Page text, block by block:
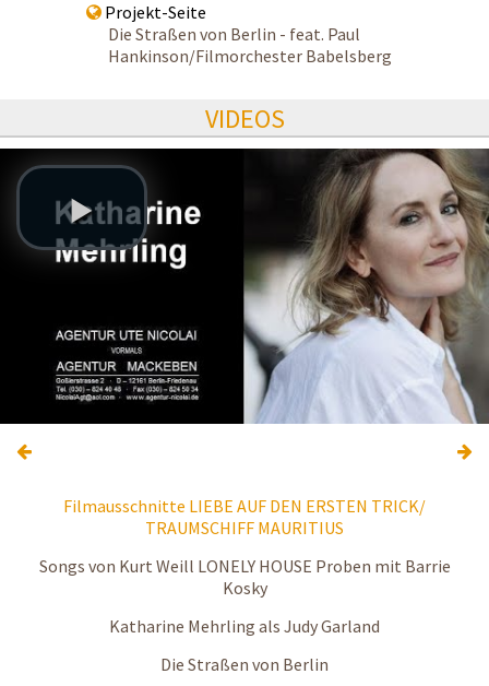
Projekt-Seite
Die Straßen von Berlin - feat. Paul
Hankinson/Filmorchester Babelsberg
VIDEOS
Filmausschnitte LIEBE AUF DEN ERSTEN TRICK/
TRAUMSCHIFF MAURITIUS
Songs von Kurt Weill LONELY HOUSE Proben mit Barrie
Kosky
Katharine Mehrling als Judy Garland
Die Straßen von Berlin